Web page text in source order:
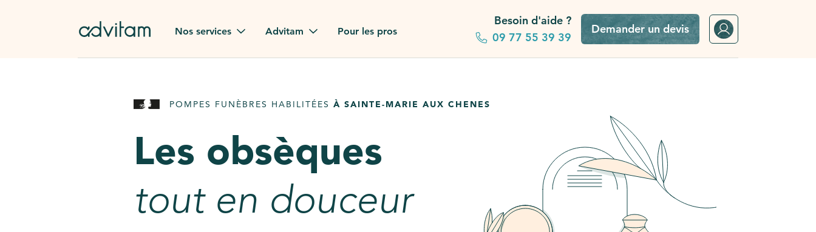
Nos services
Rapatriement à
Pierre tombale
AssistGPT
Advitam
Advitam dans la presse
Consultez notre FAQ
Pour les pros
Besoin d'aide ?
09 77 55 39 39
Demander un devis
POMPES FUNÈBRES HABILITÉES À SAINTE-MARIE AUX CHENES
Les obsèques
tout en douceur